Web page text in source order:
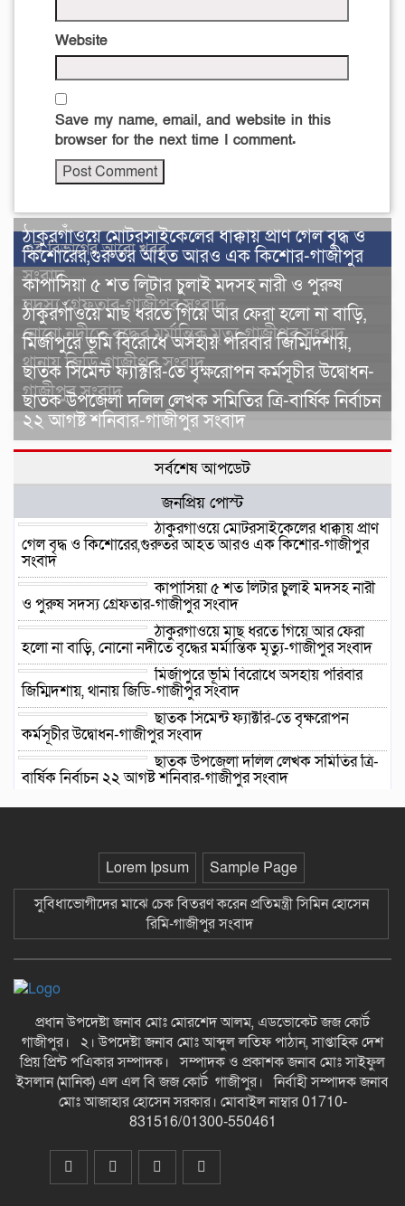
Website
Save my name, email, and website in this
browser for the next time I comment.
এই বিভাগের আরো খবর
ঠাকুরগাঁওয়ে মোটরসাইকেলের ধাক্কায় প্রাণ গেল বৃদ্ধ ও
কিশোরের,গুরুতর আহত আরও এক কিশোর-গাজীপুর
সংবাদ
কাপাসিয়া ৫ শত লিটার চুলাই মদসহ নারী ও পুরুষ
সদস্য গ্রেফতার-গাজীপুর সংবাদ
ঠাকুরগাঁওয়ে মাছ ধরতে গিয়ে আর ফেরা হলো না বাড়ি,
নোনো নদীতে বৃদ্ধের মর্মান্তিক মৃত্যু-গাজীপুর সংবাদ
মির্জাপুরে ভূমি বিরোধে অসহায় পরিবার জিম্মিদশায়,
থানায় জিডি-গাজীপুর সংবাদ
ছাতক সিমেন্ট ফ্যাক্টরি-তে বৃক্ষরোপন কর্মসূচীর উদ্বোধন-
গাজীপুর সংবাদ
ছাতক উপজেলা দলিল লেখক সমিতির ত্রি-বার্ষিক নির্বাচন
২২ আগষ্ট শনিবার-গাজীপুর সংবাদ
সর্বশেষ আপডেট
জনপ্রিয় পোস্ট
ঠাকুরগাঁওয়ে মোটরসাইকেলের ধাক্কায় প্রাণ
গেল বৃদ্ধ ও কিশোরের,গুরুতর আহত আরও এক কিশোর-গাজীপুর
সংবাদ
কাপাসিয়া ৫ শত লিটার চুলাই মদসহ নারী
ও পুরুষ সদস্য গ্রেফতার-গাজীপুর সংবাদ
ঠাকুরগাঁওয়ে মাছ ধরতে গিয়ে আর ফেরা
হলো না বাড়ি, নোনো নদীতে বৃদ্ধের মর্মান্তিক মৃত্যু-গাজীপুর সংবাদ
মির্জাপুরে ভূমি বিরোধে অসহায় পরিবার
জিম্মিদশায়, থানায় জিডি-গাজীপুর সংবাদ
ছাতক সিমেন্ট ফ্যাক্টরি-তে বৃক্ষরোপন
কর্মসূচীর উদ্বোধন-গাজীপুর সংবাদ
ছাতক উপজেলা দলিল লেখক সমিতির ত্রি-
বার্ষিক নির্বাচন ২২ আগষ্ট শনিবার-গাজীপুর সংবাদ
ছাতকে গোবিনগঞ্জ ইউনিয়ন পরিষদ
*এলাকায় উত্তেজনা বিরাজ করছে* ছাতকে
পাওনা টাকা নিয়ে হামলা ও সংঘর্ষের
ঘটনায় আহত-৮ জন-গাজীপুর সংবাদ
জুলাই গন-অভ্যুত্থান দিবস উপলক্ষে
চিত্রাঙ্কন প্রতিযোগিতায় সাংবাদিক কন্যা
নীলা ১ম স্হান করেছে-গাজীপুর সংবাদ
Lorem Ipsum
Sample Page
সুবিধাভোগীদের মাঝে চেক বিতরণ করেন প্রতিমন্ত্রী সিমিন হোসেন
রিমি-গাজীপুর সংবাদ
প্রধান উপদেষ্টা জনাব মোঃ মোরশেদ আলম, এডভোকেট জজ কোর্ট
গাজীপুর। ২। উপদেষ্টা জনাব মোঃ আব্দুল লতিফ পাঠান, সাপ্তাহিক দেশ
প্রিয় প্রিন্ট পএিকার সম্পাদক। সম্পাদক ও প্রকাশক জনাব মোঃ সাইফুল
ইসলান (মানিক) এল এল বি জজ কোর্ট গাজীপুর। নির্বাহী সম্পাদক জনাব
মোঃ আজাহার হোসেন সরকার। মোবাইল নাম্বার 01710-
831516/01300-550461